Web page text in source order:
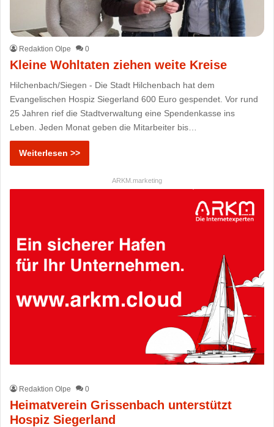
Redaktion Olpe 0
Kleine Wohltaten ziehen weite Kreise
Hilchenbach/Siegen - Die Stadt Hilchenbach hat dem
Evangelischen Hospiz Siegerland 600 Euro gespendet. Vor rund
25 Jahren rief die Stadtverwaltung eine Spendenkasse ins
Leben. Jeden Monat geben die Mitarbeiter bis…
Weiterlesen >>
ARKM.marketing
Redaktion Olpe 0
Heimatverein Grissenbach unterstützt
Hospiz Siegerland